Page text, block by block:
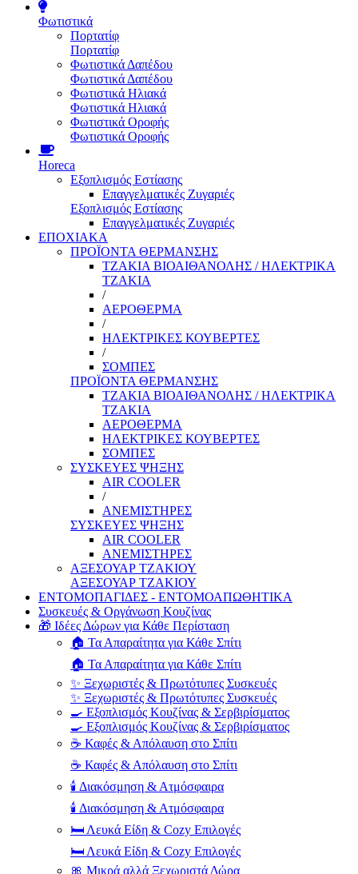
Φωτιστικά
Πορτατίφ
Πορτατίφ
Φωτιστικά Δαπέδου
Φωτιστικά Δαπέδου
Φωτιστικά Ηλιακά
Φωτιστικά Ηλιακά
Φωτιστικά Οροφής
Φωτιστικά Οροφής
Horeca
Εξοπλισμός Εστίασης
Επαγγελματικές Ζυγαριές
Εξοπλισμός Εστίασης
Επαγγελματικές Ζυγαριές
ΕΠΟΧΙΑΚΑ
ΠΡΟΪΟΝΤΑ ΘΕΡΜΑΝΣΗΣ
ΤΖΑΚΙΑ ΒΙΟΑΙΘΑΝΟΛΗΣ / ΗΛΕΚΤΡΙΚΑ
ΤΖΑΚΙΑ
/
ΑΕΡΟΘΕΡΜΑ
/
ΗΛΕΚΤΡΙΚΕΣ ΚΟΥΒΕΡΤΕΣ
/
ΣΟΜΠΕΣ
ΠΡΟΪΟΝΤΑ ΘΕΡΜΑΝΣΗΣ
ΤΖΑΚΙΑ ΒΙΟΑΙΘΑΝΟΛΗΣ / ΗΛΕΚΤΡΙΚΑ
ΤΖΑΚΙΑ
ΑΕΡΟΘΕΡΜΑ
ΗΛΕΚΤΡΙΚΕΣ ΚΟΥΒΕΡΤΕΣ
ΣΟΜΠΕΣ
ΣΥΣΚΕΥΕΣ ΨΗΞΗΣ
AIR COOLER
/
ΑΝΕΜΙΣΤΗΡΕΣ
ΣΥΣΚΕΥΕΣ ΨΗΞΗΣ
AIR COOLER
ΑΝΕΜΙΣΤΗΡΕΣ
ΑΞΕΣΟΥΑΡ ΤΖΑΚΙΟΥ
ΑΞΕΣΟΥΑΡ ΤΖΑΚΙΟΥ
ΕΝΤΟΜΟΠΑΓΙΔΕΣ - ΕΝΤΟΜΟΑΠΩΘΗΤΙΚΑ
Συσκευές & Οργάνωση Κουζίνας
🎁 Ιδέες Δώρων για Κάθε Περίσταση
🏠 Τα Απαραίτητα για Κάθε Σπίτι
🏠 Τα Απαραίτητα για Κάθε Σπίτι
✨ Ξεχωριστές & Πρωτότυπες Συσκευές
✨ Ξεχωριστές & Πρωτότυπες Συσκευές
🍳 Εξοπλισμός Κουζίνας & Σερβιρίσματος
🍳 Εξοπλισμός Κουζίνας & Σερβιρίσματος
☕ Καφές & Απόλαυση στο Σπίτι
☕ Καφές & Απόλαυση στο Σπίτι
🕯️ Διακόσμηση & Ατμόσφαιρα
🕯️ Διακόσμηση & Ατμόσφαιρα
🛏️ Λευκά Είδη & Cozy Επιλογές
🛏️ Λευκά Είδη & Cozy Επιλογές
🎀 Μικρά αλλά Ξεχωριστά Δώρα